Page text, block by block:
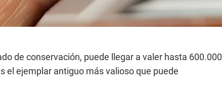
de conservación, puede llegar a valer hasta 600.000
el ejemplar antiguo más valioso que puede